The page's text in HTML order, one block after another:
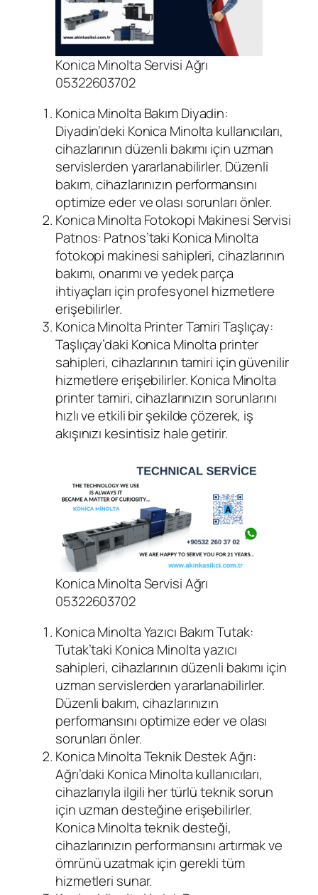
Konica Minolta Servisi Ağrı
05322603702
Konica Minolta Bakım Diyadin:
Diyadin’deki Konica Minolta kullanıcıları,
cihazlarının düzenli bakımı için uzman
servislerden yararlanabilirler. Düzenli
bakım, cihazlarınızın performansını
optimize eder ve olası sorunları önler.
Konica Minolta Fotokopi Makinesi Servisi
Patnos: Patnos’taki Konica Minolta
fotokopi makinesi sahipleri, cihazlarının
bakımı, onarımı ve yedek parça
ihtiyaçları için profesyonel hizmetlere
erişebilirler.
Konica Minolta Printer Tamiri Taşlıçay:
Taşlıçay’daki Konica Minolta printer
sahipleri, cihazlarının tamiri için güvenilir
hizmetlere erişebilirler. Konica Minolta
printer tamiri, cihazlarınızın sorunlarını
hızlı ve etkili bir şekilde çözerek, iş
akışınızı kesintisiz hale getirir.
Konica Minolta Servisi Ağrı
05322603702
Konica Minolta Yazıcı Bakım Tutak:
Tutak’taki Konica Minolta yazıcı
sahipleri, cihazlarının düzenli bakımı için
uzman servislerden yararlanabilirler.
Düzenli bakım, cihazlarınızın
performansını optimize eder ve olası
sorunları önler.
Konica Minolta Teknik Destek Ağrı:
Ağrı’daki Konica Minolta kullanıcıları,
cihazlarıyla ilgili her türlü teknik sorun
için uzman desteğine erişebilirler.
Konica Minolta teknik desteği,
cihazlarınızın performansını artırmak ve
ömrünü uzatmak için gerekli tüm
hizmetleri sunar.